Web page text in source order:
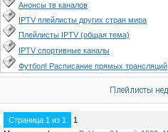
Анонсы тв каналов
IPTV плейлисты других стран мира
Плейлисты IPTV (общая тема)
IPTV спортивные каналы
Футбол! Расписание прямых трансляций
Плейлисты
Страница 1 из 1
1